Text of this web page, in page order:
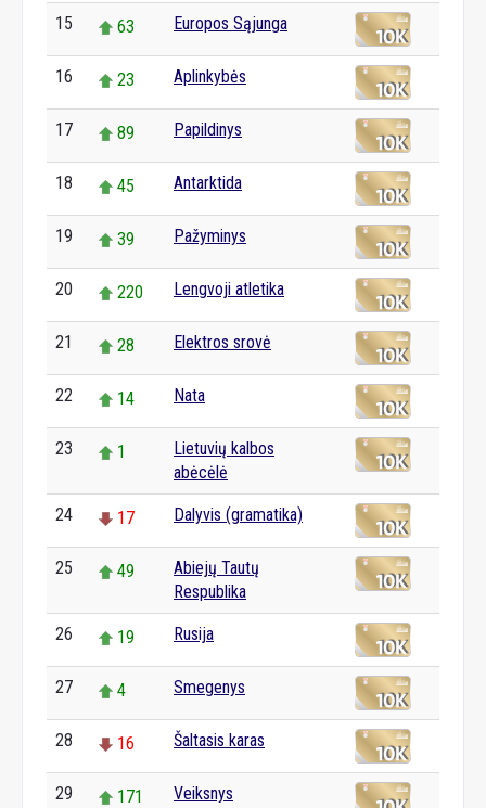
15 63 Europos Sąjunga
16 23 Aplinkybės
17 89 Papildinys
18 45 Antarktida
19 39 Pažyminys
20 220 Lengvoji atletika
21 28 Elektros srovė
22 14 Nata
23 1
Lietuvių kalbos
abėcėlė
24 17 Dalyvis (gramatika)
25 49
Abiejų Tautų
Respublika
26 19 Rusija
27 4 Smegenys
28 16 Šaltasis karas
29 171 Veiksnys